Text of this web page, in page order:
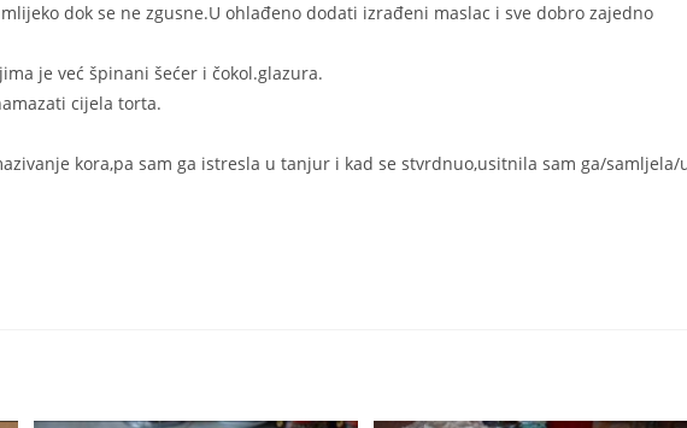
dok se ne zgusne.U ohlađeno dodati izrađeni maslac i sve dobro zajedno
je već špinani šećer i čokol.glazura.
cijela torta.
kora,pa sam ga istresla u tanjur i kad se stvrdnuo,usitnila sam ga/samljela/